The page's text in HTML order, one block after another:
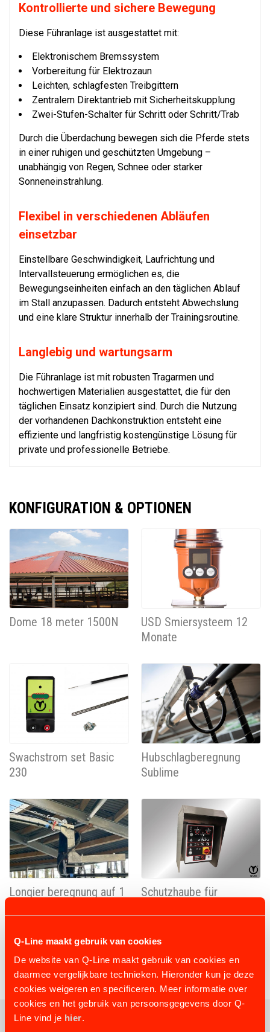
Q-Line maakt gebruik van cookies
De website van Q-Line maakt gebruik van cookies en
daarmee vergelijkbare technieken. Hieronder kun je deze
cookies weigeren en specificeren. Meer informatie over
cookies en het gebruik van persoonsgegevens door Q-
Line vind je hier.
Kontrollierte und sichere Bewegung
Diese Führanlage ist ausgestattet mit:
Elektronischem Bremssystem
Vorbereitung für Elektrozaun
Leichten, schlagfesten Treibgittern
Zentralem Direktantrieb mit Sicherheitskupplung
Zwei-Stufen-Schalter für Schritt oder Schritt/Trab
Durch die Überdachung bewegen sich die Pferde stets
in einer ruhigen und geschützten Umgebung –
unabhängig von Regen, Schnee oder starker
Sonneneinstrahlung.
Flexibel in verschiedenen Abläufen
einsetzbar
Einstellbare Geschwindigkeit, Laufrichtung und
Intervallsteuerung ermöglichen es, die
Bewegungseinheiten einfach an den täglichen Ablauf
im Stall anzupassen. Dadurch entsteht Abwechslung
und eine klare Struktur innerhalb der Trainingsroutine.
Langlebig und wartungsarm
Die Führanlage ist mit robusten Tragarmen und
hochwertigen Materialien ausgestattet, die für den
täglichen Einsatz konzipiert sind. Durch die Nutzung
der vorhandenen Dachkonstruktion entsteht eine
effiziente und langfristig kostengünstige Lösung für
private und professionelle Betriebe.
KONFIGURATION & OPTIONEN
Dome 18 meter 1500N
USD Smiersysteem 12
Monate
Swachstrom set Basic
230
Hubschlagberegnung
Sublime
Longier beregnung auf 1
Schutzhaube für